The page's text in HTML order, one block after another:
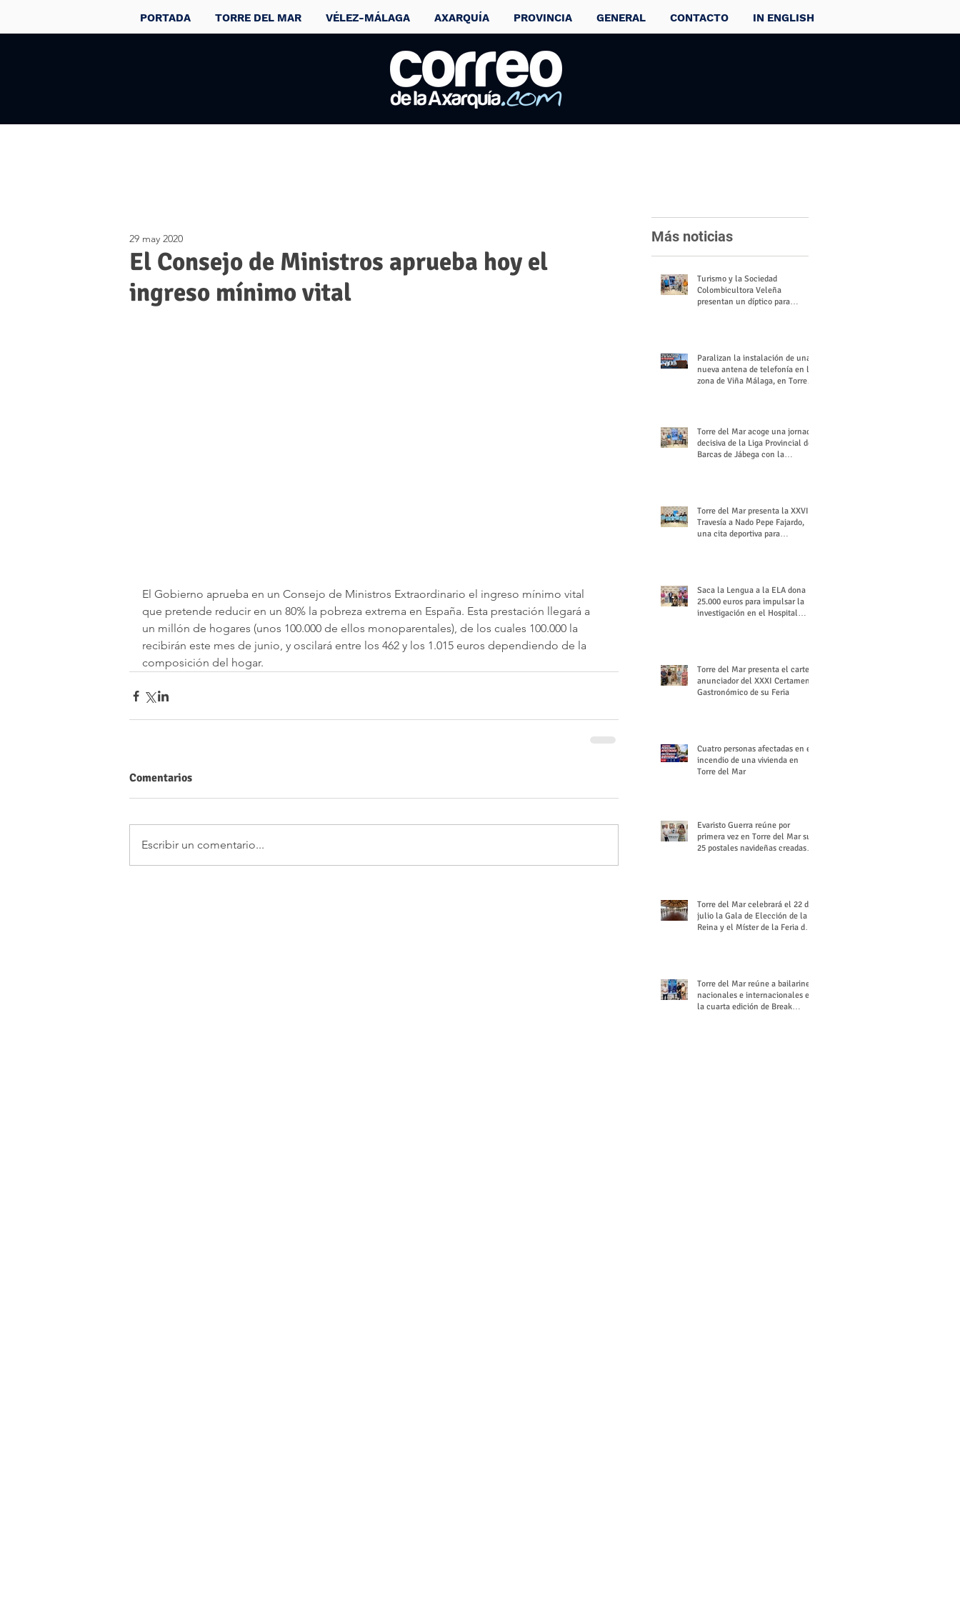
PORTADA TORRE DEL MAR VÉLEZ-MÁLAGA AXARQUÍA PROVINCIA GENERAL CONTACTO IN ENGLISH
El Consejo de Ministros aprueba hoy el
ingreso mínimo vital
29 may 2020
El Gobierno aprueba en un Consejo de Ministros Extraordinario el ingreso mínimo vital
que pretende reducir en un 80% la pobreza extrema en España. Esta prestación llegará a
un millón de hogares (unos 100.000 de ellos monoparentales), de los cuales 100.000 la
recibirán este mes de junio, y oscilará entre los 462 y los 1.015 euros dependiendo de la
composición del hogar.
Comentarios
Escribir un comentario...
Más noticias
Turismo y la Sociedad
Colombicultora Veleña
presentan un díptico para
Paralizan la instalación de una
nueva antena de telefonía en la
zona de Viña Málaga, en Torre
Torre del Mar acoge una jornada
decisiva de la Liga Provincial de
Barcas de Jábega con la
Torre del Mar presenta la XXVI
Travesía a Nado Pepe Fajardo,
una cita deportiva para
Saca la Lengua a la ELA dona
25.000 euros para impulsar la
investigación en el Hospital
Torre del Mar presenta el cartel
anunciador del XXXI Certamen
Gastronómico de su Feria
Cuatro personas afectadas en el
incendio de una vivienda en
Torre del Mar
Evaristo Guerra reúne por
primera vez en Torre del Mar sus
25 postales navideñas creadas
Torre del Mar celebrará el 22 de
julio la Gala de Elección de la
Reina y el Míster de la Feria de
Torre del Mar reúne a bailarines
nacionales e internacionales en
la cuarta edición de Break